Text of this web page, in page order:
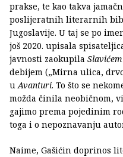
prakse, te kao takva
poslijeratnih literarnih
Jugoslavije. U taj se po
još 2020. upisala
javnosti zaokupila Slavićem
debijem („Mirna ulica,
uAvanturi. To što se
možda činila neobičnom,
gajimo prema pojedinim
toga i o nepoznavanju
Naime, Gašićin doprinos